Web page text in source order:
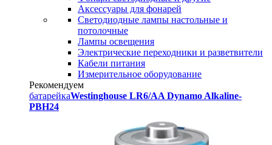
Аксессуары для фонарей
Светодиодные лампы настольные и
потолочные
Лампы освещения
Электрические переходники и разветвители
Кабели питания
Измерительное оборудование
Рекомендуем
батарейкаWestinghouse LR6/AA Dynamo Alkaline-
PBH24